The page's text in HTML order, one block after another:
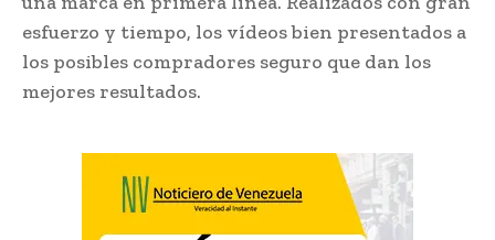
esfuerzo y tiempo, los vídeos bien presentados a
los posibles compradores seguro que dan los
mejores resultados.